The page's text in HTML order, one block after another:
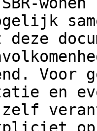
deze
Voor
en